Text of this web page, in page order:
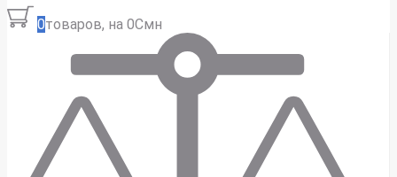
0товаров, на 0Смн